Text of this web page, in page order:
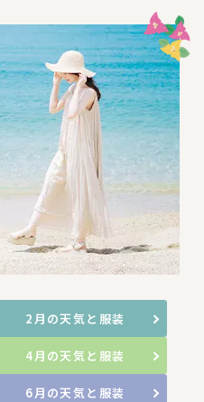
2月の天気と服装
4月の天気と服装
6月の天気と服装